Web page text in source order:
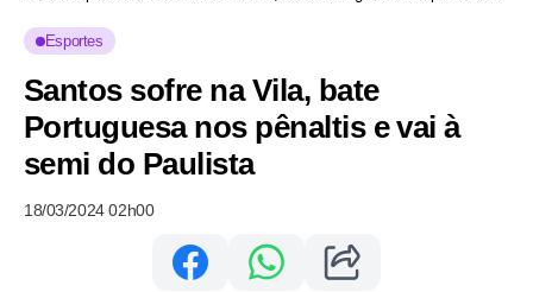
Esportes
Santos sofre na Vila, bate
Portuguesa nos pênaltis e vai à
semi do Paulista
18/03/2024 02h00